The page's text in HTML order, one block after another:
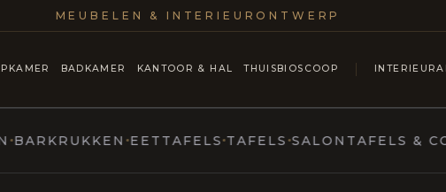
MEUBELEN & INTERIEURONTWERP
BADKAMER KANTOOR & HAL THUISBIOSCOOP
EETTAFELS TAFELS SALONTAFELS &